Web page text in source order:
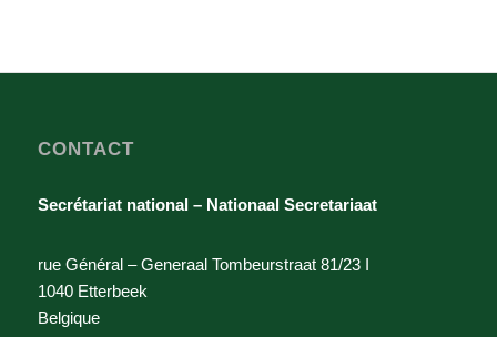
CONTACT
Secrétariat national – Nationaal Secretariaat
rue Général – Generaal Tombeurstraat 81/23 I
1040 Etterbeek
Belgique